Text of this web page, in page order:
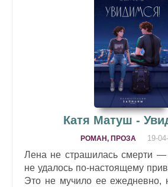
Катя Матуш -
РОМАН, ПРОЗА 19-
Лена не страшилась смерти —
не удалось по-настоящему
Это не мучило ее ежедневно,